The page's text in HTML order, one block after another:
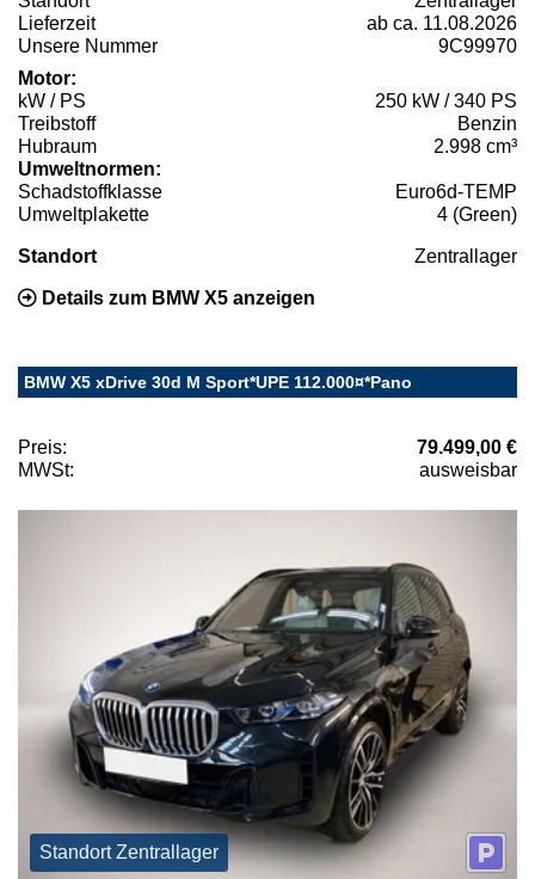
Lieferzeit
ab ca. 11.08.2026
Unsere Nummer
9C99970
Motor:
kW / PS
250 kW / 340 PS
Treibstoff
Benzin
Hubraum
2.998 cm³
Umweltnormen:
Schadstoffklasse
Euro6d-TEMP
Umweltplakette
4 (Green)
Standort Zentrallager
Details zum BMW X5 anzeigen
BMW X5 xDrive 30d M Sport*UPE 112.000¤*Pano
Preis:
79.499,00 €
MWSt:
ausweisbar
Standort Zentrallager